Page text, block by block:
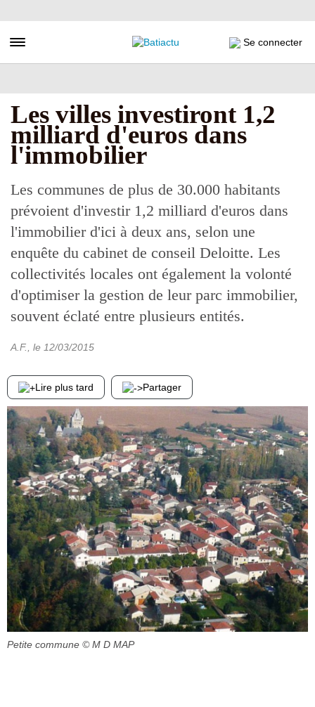
au
principal
Toggle navigation Se connecter
Les villes investiront 1,2
milliard d'euros dans
l'immobilier
Les communes de plus de 30.000 habitants
prévoient d'investir 1,2 milliard d'euros dans
l'immobilier d'ici à deux ans, selon une
enquête du cabinet de conseil Deloitte. Les
collectivités locales ont également la volonté
d'optimiser la gestion de leur parc immobilier,
souvent éclaté entre plusieurs entités.
A.F. , le 12/03/2015
Lire plus tard Partager
Petite commune © M D MAP